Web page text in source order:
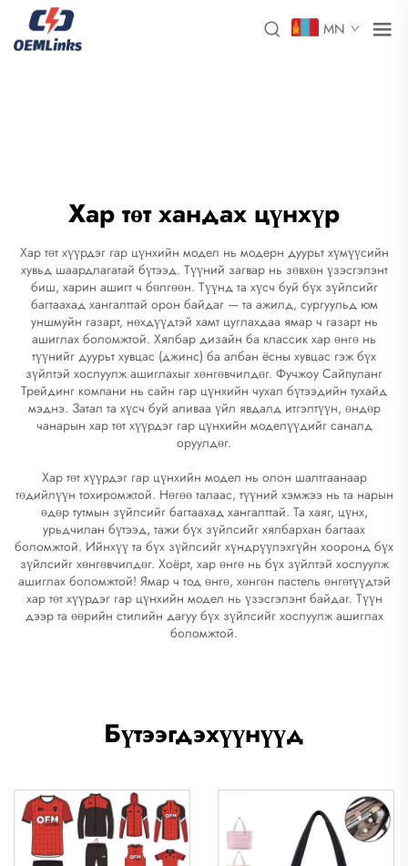
MN
Хар төт хандах цүнхүр
Хар төт хүүрдэг гар цүнхийн модел нь модерн дуурьт хүмүүсийн
хувьд шаардлагатай бүтээд. Түүний загвар нь зөвхөн үзэсгэлэнт
биш, харин ашигт ч бөлгөөн. Түүнд та хүсч буй бүх зүйлсийг
багтаахад хангалттай орон байдаг — та ажилд, сургуульд юм
уншмуйн газарт, нөхдүүдтэй хамт цуглахдаа ямар ч газарт нь
ашиглах боломжтой. Хялбар дизайн ба классик хар өнгө нь
түүнийг дуурьт хувцас (джинс) ба албан ёсны хувцас гэж бүх
зүйлтэй хослуулж ашиглахыг хөнгөвчилдөг. Фучжоу Сайпуланг
Трейдинг компани нь сайн гар цүнхийн чухал бүтээдийн тухайд
мэднэ. Затал та хүсч буй аливаа үйл явдалд итгэлтүүн, өндөр
чанарын хар төт хүүрдэг гар цүнхийн моделүүдийг саналд
оруулдөг.
Хар төт хүүрдэг гар цүнхийн модел нь олон шалтгаанаар
төдийлүүн тохиромжтой. Нөгөө талаас, түүний хэмжээ нь та нарын
өдөр тутмын зүйлсийг багтаахад хангалттай. Та хаяг, цүнх,
урьдчилан бүтээд, тажи бүх зүйлсийг хялбархан багтаах
боломжтой. Ийнхүү та бүх зүйлсийг хүндрүүлэхгүйн хооронд бүх
зүйлсийг хөнгөвчилдөг. Хоёрт, хар өнгө нь бүх зүйлтэй хослуулж
ашиглах боломжтой! Ямар ч тод өнгө, хөнгөн пастель өнгөтүүдтэй
хар төт хүүрдэг гар цүнхийн модел нь үзэсгэлэнт байдаг. Түүн
дээр та өөрийн стилийн дагуу бүх зүйлсийг хослуулж ашиглах
боломжтой.
Бүтээгдэхүүнүүд